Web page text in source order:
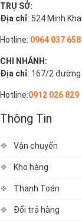
TRỤ SỞ:
Địa chỉ: 524 Minh
Hotline: 0964 037 658
CHI NHÁNH:
Địa chỉ: 167/2 đường
Hotline:0912 026 829
Thông Tin
Vận chuyển
Kho hàng
Thanh Toán
Đổi trả hàng